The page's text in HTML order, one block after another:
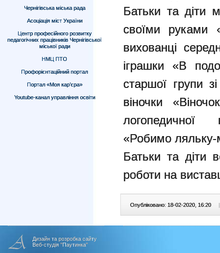
Чернігівська міська рада
Асоціація міст України
Центр професійного розвитку
педагогічних працівників Чернігівської
міської ради
НМЦ ПТО
Профорієнтаційний портал
Портал «Моя кар’єра»
Youtube-канал управління освіти
Батьки та діти
своїми руками
вихованці
іграшки «В
старшої групи
віночки
логопедичної
«Робимо ляльку-
Батьки та діти
роботи на
Опубліковано: 18-02-2020, 16:20 |
Дизайн та розробка сайту
Веб-студія "Паутинка"